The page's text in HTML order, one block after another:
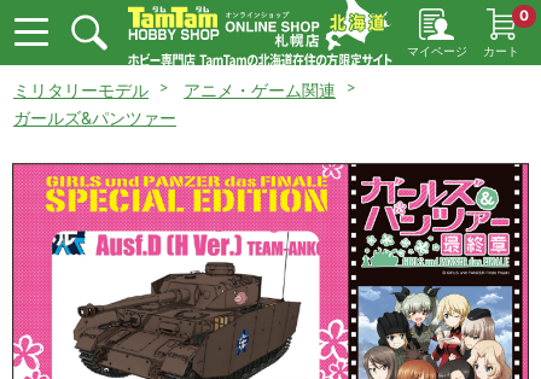
マイページ カート
0
ミリタリーモデル
アニメ・ゲーム関連
ガールズ&パンツァー